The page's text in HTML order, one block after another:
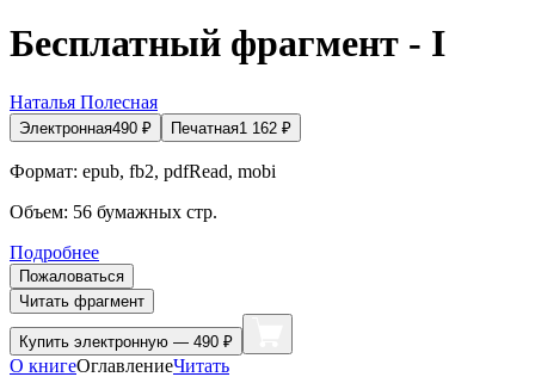
Бесплатный фрагмент - I
Наталья Полесная
Электронная490 ₽ Печатная1 162 ₽
Формат: epub, fb2, pdfRead, mobi
Объем: 56 бумажных стр.
Подробнее
Пожаловаться
Читать фрагмент
Купить электронную — 490 ₽
О книгеОглавлениеЧитать